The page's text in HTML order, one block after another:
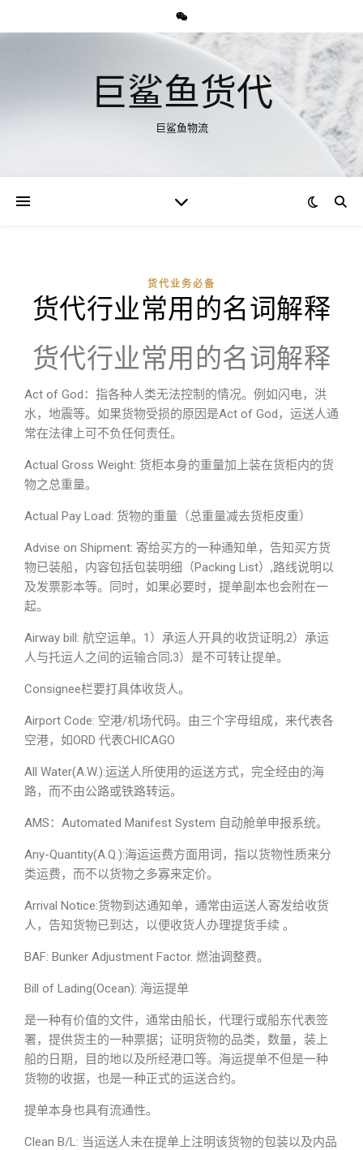
巨鲨鱼货代
巨鲨鱼物流
货代业务必备
货代行业常用的名词解释
货代行业常用的名词解释
Act of God：指各种人类无法控制的情况。例如闪电，洪
水，地震等。如果货物受损的原因是Act of God，运送人通
常在法律上可不负任何责任。
Actual Gross Weight: 货柜本身的重量加上装在货柜内的货
物之总重量。
Actual Pay Load: 货物的重量（总重量减去货柜皮重）
Advise on Shipment: 寄给买方的一种通知单，告知买方货
物已装船，内容包括包装明细（Packing List）,路线说明以
及发票影本等。同时，如果必要时，提单副本也会附在一
起。
Airway bill: 航空运单。1）承运人开具的收货证明;2）承运
人与托运人之间的运输合同;3）是不可转让提单。
Consignee栏要打具体收货人。
Airport Code: 空港/机场代码。由三个字母组成，来代表各
空港，如ORD 代表CHICAGO
All Water(A.W.):运送人所使用的运送方式，完全经由的海
路，而不由公路或铁路转运。
AMS：Automated Manifest System 自动舱单申报系统。
Any-Quantity(A.Q.):海运运费方面用词，指以货物性质来分
类运费，而不以货物之多寡来定价。
Arrival Notice:货物到达通知单，通常由运送人寄发给收货
人，告知货物已到达，以便收货人办理提货手续 。
BAF: Bunker Adjustment Factor. 燃油调整费。
Bill of Lading(Ocean): 海运提单
是一种有价值的文件，通常由船长，代理行或船东代表签
署，提供货主的一种票据；证明货物的品类，数量，装上
船的日期，目的地以及所经港口等。海运提单不但是一种
货物的收据，也是一种正式的运送合约。
提单本身也具有流通性。
Clean B/L: 当运送人未在提单上注明该货物的包装以及内品